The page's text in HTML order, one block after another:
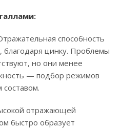
способность
цинку. Проблемы
но они менее
— подбор режимов
отражающей
быстро образует